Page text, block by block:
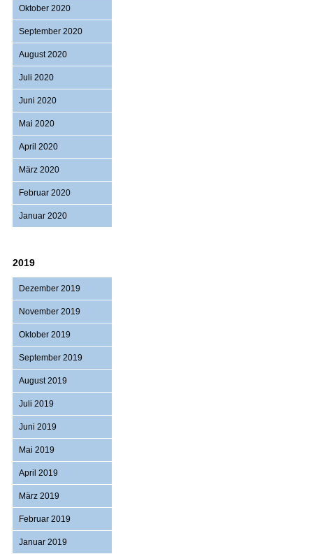
Oktober 2020
September 2020
August 2020
Juli 2020
Juni 2020
Mai 2020
April 2020
März 2020
Februar 2020
Januar 2020
2019
Dezember 2019
November 2019
Oktober 2019
September 2019
August 2019
Juli 2019
Juni 2019
Mai 2019
April 2019
März 2019
Februar 2019
Januar 2019